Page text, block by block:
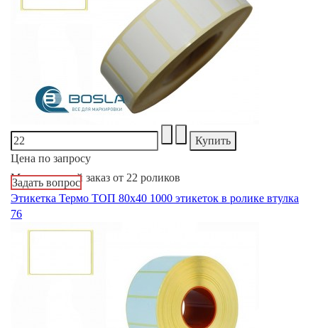
Цена по запросу
Минимальный заказ от 22 роликов
Задать вопрос
Этикетка Термо ТОП 80х40 1000 этикеток в ролике втулка
76